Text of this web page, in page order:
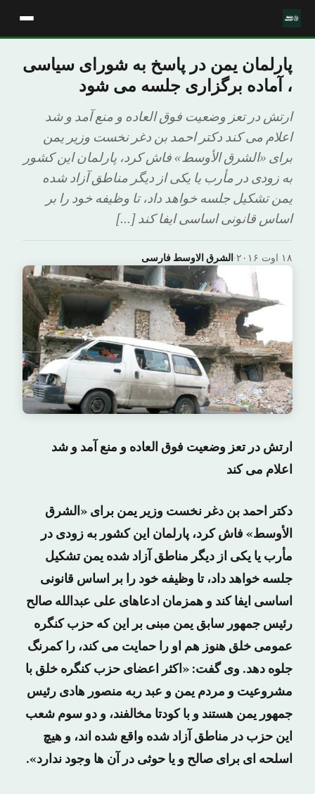
پارلمان یمن در پاسخ به شورای سیاسی
، آماده برگزاری جلسه می شود
ارتش در تعز وضعیت فوق العاده و منع آمد و شد
اعلام می کند دکتر احمد بن دغر نخست وزیر یمن
برای «الشرق الأوسط» فاش کرد، پارلمان این کشور
به زودی در مأرب یا یکی از دیگر مناطق آزاد شده
یمن تشکیل جلسه خواهد داد، تا وظیفه خود را بر
اساس قانونی اساسی ایفا کند […]
الشرق الاوسط فارسی· ۱۸ اوت ۲۰۱۶
ارتش در تعز وضعیت فوق العاده و منع آمد و شد
اعلام می کند
دکتر احمد بن دغر نخست وزیر یمن برای «الشرق
الأوسط» فاش کرد، پارلمان این کشور به زودی در
مأرب یا یکی از دیگر مناطق آزاد شده یمن تشکیل
جلسه خواهد داد، تا وظیفه خود را بر اساس قانونی
اساسی ایفا کند و همزمان ادعاهای علی عبدالله صالح
رئیس جمهور سابق یمن مبنی بر این که حزب کنگره
عمومی خلق هنوز هم او را حمایت می کند، را کمرنگ
جلوه دهد. وی گفت: «اکثر اعضای حزب کنگره خلق با
مشروعیت و مردم یمن و عبد ربه منصور هادی رئیس
جمهور یمن هستند و با کودتا مخالفند، و دو سوم شعب
این حزب در مناطق آزاد شده واقع شده اند، و هیچ
اسلحه ای برای صالح و یا حوثی در آن ها وجود ندارد».